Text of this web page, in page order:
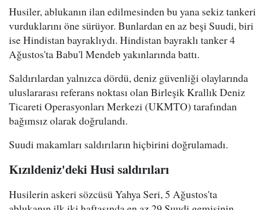
Husiler, ablukanın ilan edilmesinden bu yana sekiz tankeri
vurduklarını öne sürüyor. Bunlardan en az beşi Suudi, biri
ise Hindistan bayraklıydı. Hindistan bayraklı tanker 4
Ağustos'ta Babu'l Mendeb yakınlarında battı.
Saldırılardan yalnızca dördü, deniz güvenliği olaylarında
uluslararası referans noktası olan Birleşik Krallık Deniz
Ticareti Operasyonları Merkezi (UKMTO) tarafından
bağımsız olarak doğrulandı.
Suudi makamları saldırıların hiçbirini doğrulamadı.
Kızıldeniz'deki Husi saldırıları
Husilerin askeri sözcüsü Yahya Seri, 5 Ağustos'ta